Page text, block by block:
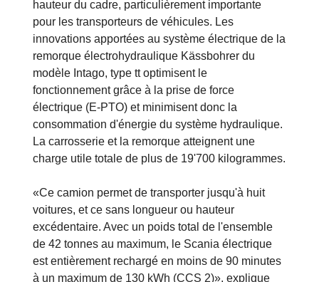
la propulsion électrique auxiliaire dans le cadre
du châssis, il a été possible de réaliser une faible
hauteur du cadre, particulièrement importante
pour les transporteurs de véhicules. Les
innovations apportées au système électrique de la
remorque électrohydraulique Kässbohrer du
modèle Intago, type tt optimisent le
fonctionnement grâce à la prise de force
électrique (E-PTO) et minimisent donc la
La carrosserie et la remorque atteignent une
charge utile totale de plus de 19'700 kilogrammes.
«Ce camion permet de transporter jusqu'à huit
voitures, et ce sans longueur ou hauteur
excédentaire. Avec un poids total de l'ensemble